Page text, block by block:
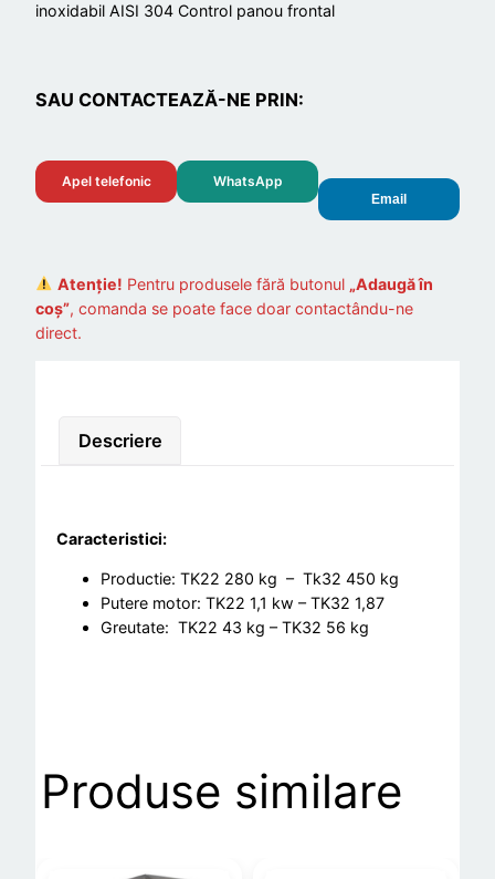
inoxidabil AISI 304 Control panou frontal
SAU CONTACTEAZĂ-NE PRIN:
Apel telefonic WhatsApp
Email
Atenție! Pentru produsele fără butonul „Adaugă în
coș”, comanda se poate face doar contactându-ne
direct.
Descriere
Caracteristici:
Productie: TK22 280 kg – Tk32 450 kg
Putere motor: TK22 1,1 kw – TK32 1,87
Greutate: TK22 43 kg – TK32 56 kg
Produse similare